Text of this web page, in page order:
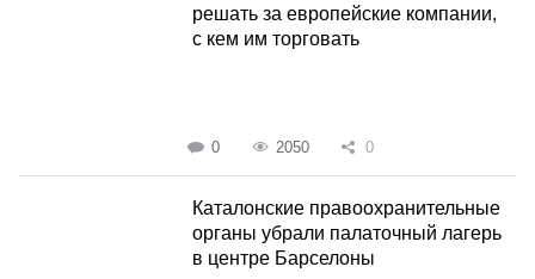
решать за европейские компании,
с кем им торговать
0 2050 0
Каталонские правоохранительные
органы убрали палаточный лагерь
в центре Барселоны